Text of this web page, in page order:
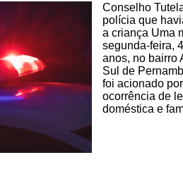
Conselho
polícia que
a criança Uma
segunda-feira,
anos, no bairro
Sul de
foi acionado
ocorrência de
doméstica e